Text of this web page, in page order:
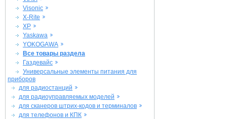
Visonic
X-Rite
XP
Yaskawa
YOKOGAWA
Все товары раздела
Газдевайс
Универсальные элементы питания для
приборов
для радиостанций
для радиоуправляемых моделей
для сканеров штрих-кодов и терминалов
для телефонов и КПК